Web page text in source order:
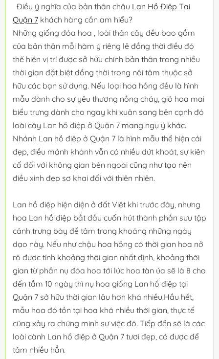
Điều ý nghĩa của bản thân chậu Lan Hồ Điệp Tại
Quận 7 khách hàng cần am hiểu?
Những giống đóa hoa , loài thân cây đều bao gồm
của bản thân mỗi hàm ý riêng lẻ đồng thời điều đó
thể hiện vị trí được sở hữu chính bản thân trong nhiều
thời gian đặt biệt đồng thời trong nội tâm thuộc sở
hữu các bạn sử dụng. Nếu loại hoa hồng đều là hình
mẫu dành cho sự yêu thương nồng cháy, giỏ hoa mai
biểu trưng dành cho ngay khi xuân sang bên cạnh đó
loài cây Lan hồ điệp ở Quận 7 mang ngụ ý khác.
Nhánh Lan hồ điệp ở Quận 7 là hình mẫu thể hiện cái
đẹp, điều mảnh khảnh vẫn có nhiều dứt khoát, sự kiên
cố đối với không gian bên ngoài cũng như tạo nên
điều xinh đẹp sơ khai đối với thiên nhiên.
Lan hồ điệp hiện diện ở đất Việt khi trước đây, nhưng
hoa Lan hồ điệp bắt đầu cuốn hút thành phần sưu tập
cảnh trưng bày để tâm trong khoảng những ngày
dạo này. Nếu như chậu hoa hồng có thời gian hoa nở
rộ được tính khoảng thời gian nhất định, khoảng thời
gian từ phần nụ đóa hoa tới lúc hoa tàn úa sẽ là 8 cho
đến tầm 10 ngày thì nụ hoa giống Lan hồ điệp tại
Quận 7 sở hữu thời gian lâu hơn khá nhiều.Hầu hết,
mẫu hoa đó tồn tại hoa khá nhiều thời gian, thực tế
cũng xảy ra chứng minh sự việc đó. Tiếp đến sẽ là các
loài cành Lan hồ điệp ở Quận 7 tươi đẹp, có được để
tâm nhiều hẳn.